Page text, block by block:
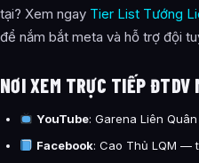
tại? Xem ngay Tier List Tướng
để nắm bắt meta và hỗ trợ đội
NƠI XEM TRỰC TIẾP
YouTube: Garena Liên
Facebook: Cao Thủ LQM —